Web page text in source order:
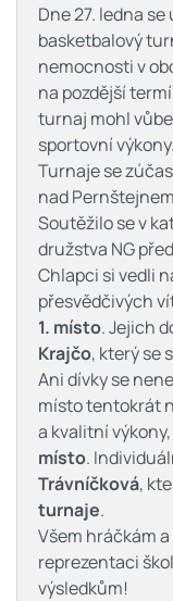
Dne 27. ledna
basketbalový
nemocnosti v
na pozdější
turnaj mohl
sportovní výkony.
Turnaje se
nad
Soutěžilo se v
družstva NG
Chlapci si vedli
přesvědčivých
1. místo. Jejich
Krajčo, který se
Ani dívky se
místo tentokrát
a kvalitní
místo.
Trávníčková,
turnaje.
Všem hráčkám
reprezentaci
výsledkům!